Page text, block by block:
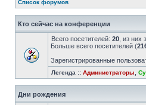
Список форумов
Кто сейчас на конференции
Всего посетителей: 20 , из
Больше всего посетителей (
Зарегистрированные
Легенда :: Администраторы
Дни рождения